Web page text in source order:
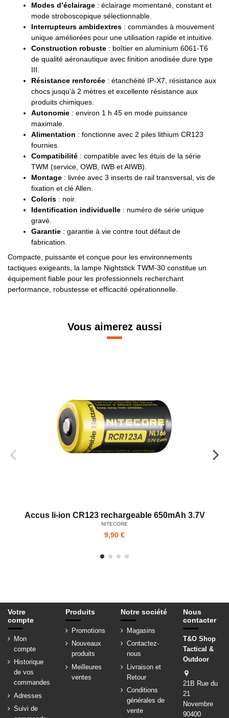
Modes d’éclairage : éclairage momentané, constant et
mode stroboscopique sélectionnable.
Interrupteurs ambidextres : commandes à mouvement
unique améliorées pour une utilisation rapide et intuitive.
Construction robuste : boîtier en aluminium 6061-T6
de qualité aéronautique avec finition anodisée dure type
III.
Résistance renforcée : étanchéité IP-X7, résistance aux
chocs jusqu’à 2 mètres et excellente résistance aux
produits chimiques.
Autonomie : environ 1 h 45 en mode puissance
maximale.
Alimentation : fonctionne avec 2 piles lithium CR123
fournies.
Compatibilité : compatible avec les étuis de la série
TWM (service, OWB, IWB et AIWB).
Montage : livrée avec 3 inserts de rail transversal, vis de
fixation et clé Allen.
Coloris : noir.
Identification individuelle : numéro de série unique
gravé.
Garantie : garantie à vie contre tout défaut de
fabrication.
Compacte, puissante et conçue pour les environnements
tactiques exigeants, la lampe Nightstick TWM-30 constitue un
équipement fiable pour les professionnels recherchant
performance, robustesse et efficacité opérationnelle.
Vous aimerez aussi
Accus li-ion CR123 rechargeable 650mAh 3.7V
NITECORE
9,90 €
Votre
compte
Mon
compte
Historique
de vos
commandes
Adresses
Suivi de
Produits
Promotions
Nouveaux
produits
Meilleures
ventes
Notre société
Magasins
Contactez-
nous
Livraison et
Retour
Conditions
générales de
vente
Nous
contacter
T&O Shop
Tactical &
Outdoor
21B Rue du
21
Novembre
90400